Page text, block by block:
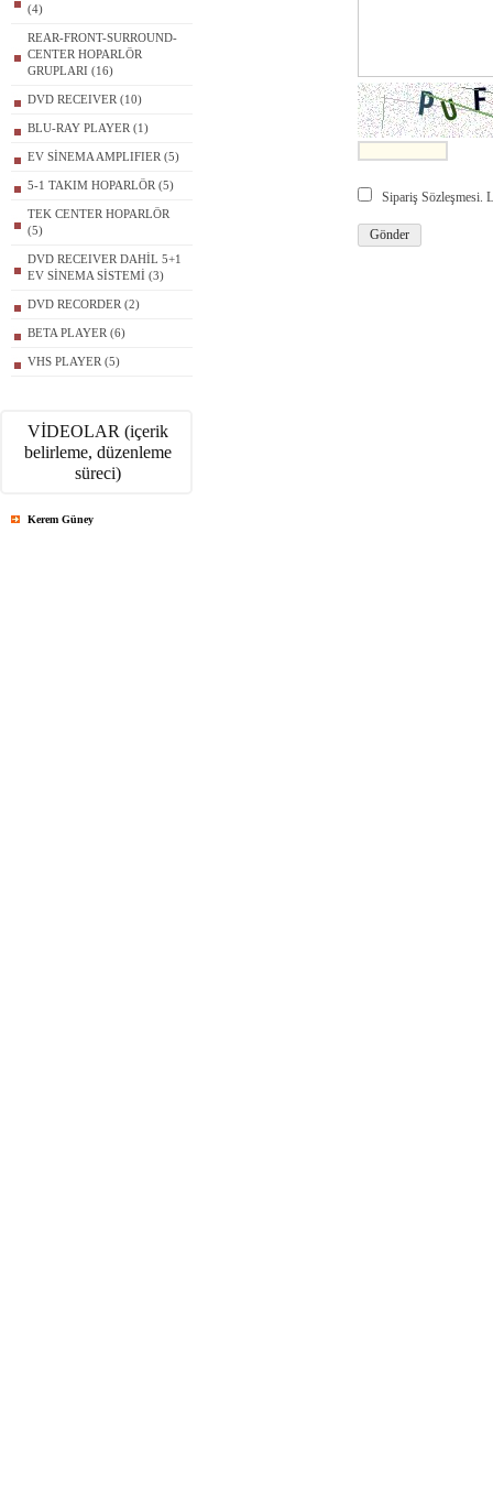
(4)
REAR-FRONT-SURROUND-
CENTER HOPARLÖR
GRUPLARI (16)
DVD RECEIVER (10)
BLU-RAY PLAYER (1)
EV SİNEMA AMPLIFIER (5)
5-1 TAKIM HOPARLÖR (5)
TEK CENTER HOPARLÖR
(5)
DVD RECEIVER DAHİL 5+1
EV SİNEMA SİSTEMİ (3)
DVD RECORDER (2)
BETA PLAYER (6)
VHS PLAYER (5)
VİDEOLAR (içerik
belirleme, düzenleme
süreci)
Kerem Güney
Sipariş